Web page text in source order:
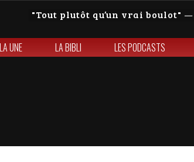
Tout plutôt qu’un vrai boulot —
UNE LA BIBLI LES PODCASTS